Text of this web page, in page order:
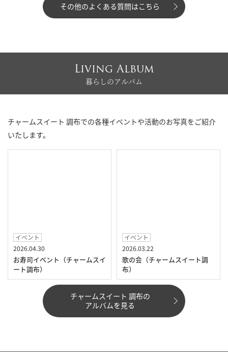
その他のよくある質問はこちら
Living Album
暮らしのアルバム
チャームスイート 調布での各種イベントや活動のお写真をご紹介
いたします。
イベント
2026.04.30
お寿司イベント（チャームスイ
ート調布）
イベント
2026.03.22
歌の会（チャームスイート調
布）
チャームスイート 調布の
アルバムを見る